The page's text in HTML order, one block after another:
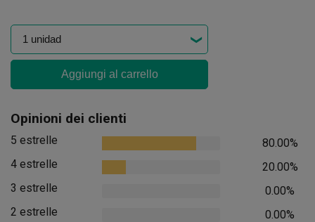
Aggiungi al carrello
Opinioni dei clienti
5 estrelle
80.00%
4 estrelle
20.00%
3 estrelle
0.00%
2 estrelle
0.00%